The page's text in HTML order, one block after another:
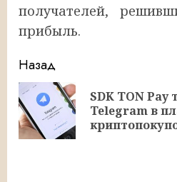
получателей,
прибыль.
Продолжить
чтение
Назад
SDK TON
Telegram в